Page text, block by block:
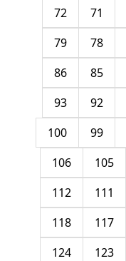
71
72
78
79
85
86
92
93
99
100
105
106
111
112
117
118
123
124